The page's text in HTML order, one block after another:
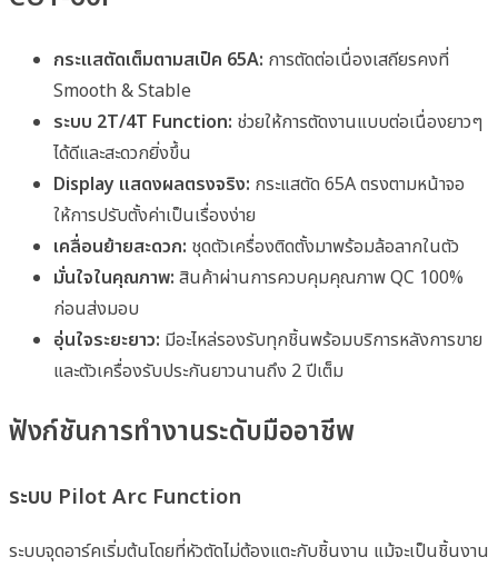
กระแสตัดเต็มตามสเป็ค 65A: การตัดต่อเนื่องเสถียรคงที่
Smooth & Stable
ระบบ 2T/4T Function: ช่วยให้การตัดงานแบบต่อเนื่องยาวๆ
ได้ดีและสะดวกยิ่งขึ้น
Display แสดงผลตรงจริง: กระแสตัด 65A ตรงตามหน้าจอ
ให้การปรับตั้งค่าเป็นเรื่องง่าย
เคลื่อนย้ายสะดวก: ชุดตัวเครื่องติดตั้งมาพร้อมล้อลากในตัว
มั่นใจในคุณภาพ: สินค้าผ่านการควบคุมคุณภาพ QC 100%
ก่อนส่งมอบ
อุ่นใจระยะยาว: มีอะไหล่รองรับทุกชิ้นพร้อมบริการหลังการขาย
และตัวเครื่องรับประกันยาวนานถึง 2 ปีเต็ม
ฟังก์ชันการทำงานระดับมืออาชีพ
ระบบ Pilot Arc Function
ระบบจุดอาร์คเริ่มต้นโดยที่หัวตัดไม่ต้องแตะกับชิ้นงาน แม้จะเป็นชิ้นงาน